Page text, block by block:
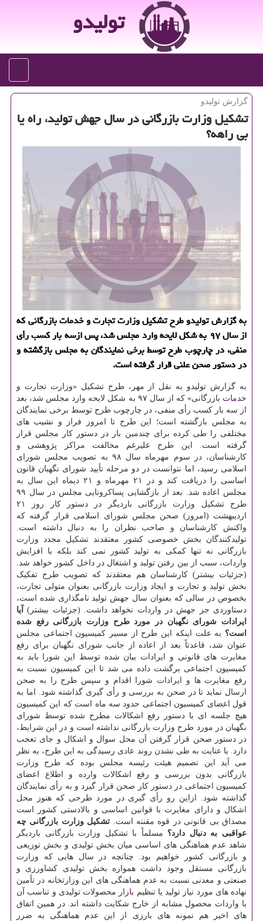
تولیدو
منو
گزارش تولیدو
تشكیل وزارت بازرگانی در سال جهش تولید، راه یا
بی راهه؟
به گزارش تولیدو طرح تشكیل وزارت تجارت و خدمات بازرگانی كه
از سال ۹۷ به شكل لایحه وارد مجلس شد، پس ازسه بار كسب رأی
منفی، در چارچوب طرح توسط برخی نمایندگان به مجلس بازگشته و
در دستور صحن علنی قرار گرفته است.
به گزارش تولیدو به نقل از مهر، طرح تشکیل «وزارت تجارت و
خدمات
بازرگانی» که از سال ۹۷ به شکل لایحه وارد مجلس شد، بعد
از سه بار کسب رأی منفی، در چارچوب طرح توسط برخی نمایندگان
به مجلس بازگشته است؛ این طرح تا امروز فراز و نشیب های
مختلفی را طی کرده برای چندمین بار در دستور کار مجلس قرار
گرفته است. این طرح علیرغم مخالفت مراکز پژوهشی و
کارشناسان، در سوم مهرماه سال ۹۸ به تصویب مجلس شورای
اسلامی رسید، اما نتوانست در دو مرحله تأیید شورای نگهبان قانون
اساسی را دریافت کند و در ۲۱ مهرماه و ۲۱ دیماه این سال به
مجلس اعاده شد. بعد از بازگشایی پساکرونایی مجلس در سال ۹۹
طرح تشکیل وزارت بازرگانی باردیگر در دستور کار روز ۲۱
اردیبهشت (امروز) صحن مجلس شورای اسلامی قرار گرفته که
واکنش کارشناسان و صاحب نظران را به دنبال داشته است.
تولیدکنندگان بخش خصوصی کشور معتقدند تشکیل مجدد وزارت
بازرگانی نه تنها کمکی به تولید کشور نمی کند بلکه با افزایش
واردات، سبب از بین رفتن تولید و اشتغال در داخل کشور خواهد شد.
(جزئیات بیشتر) کارشناسان هم معتقدند که تصویب طرح تفکیک
بخش تولید و تجارت و ایجاد وزارت بازرگانی بعنوان متولی تجارت،
بخصوص در سالی که بعنوان سال جهش تولید نامگذاری شده است،
دستاوردی جز جهش در واردات نخواهد داشت. (جزئیات بیشتر)
آیا
ایرادات شورای نگهبان در مورد طرح وزارت بازرگانی رفع شده
است؟ به علت اینکه این طرح از مسیر کمیسیون اجتماعی مجلس
عنوان شد، قاعدتاً بعد از اعاده از جانب شورای نگهبان برای رفع
مغایرت های قانونی و ایرادات بیان شده توسط این شورا باید به
کمیسیون اجتماعی برگشت داده می شد تا این کمیسیون نسبت به
رفع مغایرت ها و ایرادات شورا اقدام و سپس طرح را به صحن
ارسال نماید تا در صحن به بررسی و رأی گیری گذاشته شود. اما به
قول اعضای کمیسیون اجتماعی حدود سه ماه است که این کمیسیون
هیچ جلسه ای با دستور رفع اشکالات مطرح شده توسط شورای
نگهبان در مورد طرح وزارت بازرگانی نداشته است و در این شرایط،
در دستور صحن قرار گرفتن آن محل سوال و اشکال و جای تعجب
دارد. با عنایت به طی نشدن روند عادی رسیدگی به این طرح، به نظر
می آید این تصمیم هیئت رئیسه مجلس بوده که طرح وزارت
بازرگانی بدون بررسی و رفع اشکالات وارده و اطلاع اعضای
کمیسیون اجتماعی در دستور کار صحن قرار گیرد و به رأی نمایندگان
گذاشته شود. ازاین رو رأی گیری در مورد طرحی که هنوز محل
اشکال و دارای مغایرت با قوانین اساسی و بالادستی کشور است
مصداق بی قانونی در قوه مقننه است. تشکیل وزارت بازرگانی چه
عواقبی به دنبال دارد؟ مسلماً با تشکیل وزارت بازرگانی باردیگر
شاهد عدم هماهنگی های اساسی میان بخش تولیدی و بخش توزیعی
و بازرگانی کشور خواهیم بود. چنانچه در سال هایی که وزارت
بازرگانی مستقل وجود داشت همواره بخش تولیدی کشاورزی و
صنعتی و معدنی نسبت به عدم هماهنگی های این وزارتخانه در تأمین
نهاده های مورد نیاز تولید یا تنظیم بازار محصولات تولیدی و تناسب آن
با واردات محصول مشابه از خارج شکایت داشته اند. در همین اتفاق
های اخیر هم نمونه های بارزی از این عدم هماهنگی به ضرر